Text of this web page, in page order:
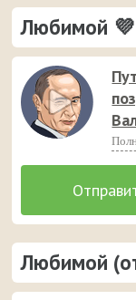
звонок и такое
Любимой 💜
Любимой